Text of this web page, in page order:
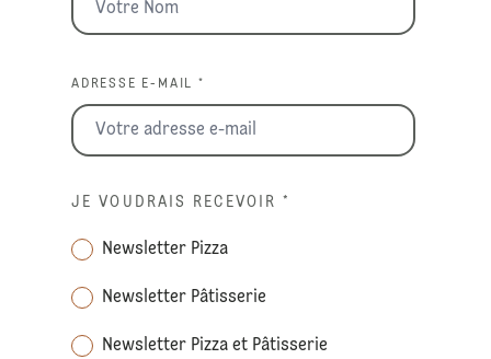
ADRESSE E-MAIL *
JE VOUDRAIS RECEVOIR *
Newsletter Pizza
Newsletter Pâtisserie
Newsletter Pizza et Pâtisserie